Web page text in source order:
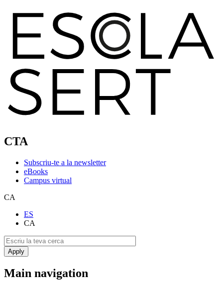
CTA
Subscriu-te a la newsletter
eBooks
Campus virtual
CA
ES
CA
Main navigation